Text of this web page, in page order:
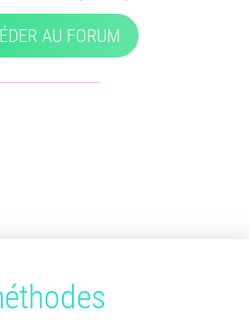
AU FORUM